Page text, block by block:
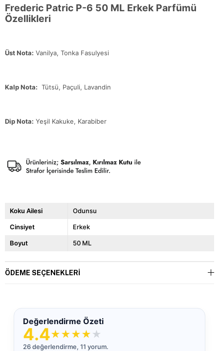
Frederic Patric P-6 50 ML Erkek Parfümü
Özellikleri
Üst Nota: Vanilya, Tonka Fasulyesi
Kalp Nota: Tütsü, Paçuli, Lavandin
Dip Nota: Yeşil Kakuke, Karabiber
Koku Ailesi Odunsu
Cinsiyet Erkek
Boyut 50 ML
ÖDEME SEÇENEKLERI
Değerlendirme Özeti
4.4★★★★ ★
26 değerlendirme, 11 yorum.